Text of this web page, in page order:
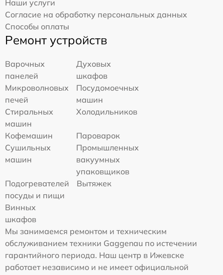
Наши услуги
Согласие на обработку персональных данных
Способы оплаты
Ремонт устройств
Варочных
панелей
Духовых
шкафов
Микроволновых
печей
Посудомоечных
машин
Стиральных
машин
Холодильников
Кофемашин
Пароварок
Сушильных
машин
Промышленных
вакуумных
упаковщиков
Подогревателей
посуды и пищи
Вытяжек
Винных
шкафов
Мы занимаемся ремонтом и техническим
обслуживанием техники Gaggenau по истечении
гарантийного периода. Наш центр в Ижевске
работает независимо и не имеет официальной